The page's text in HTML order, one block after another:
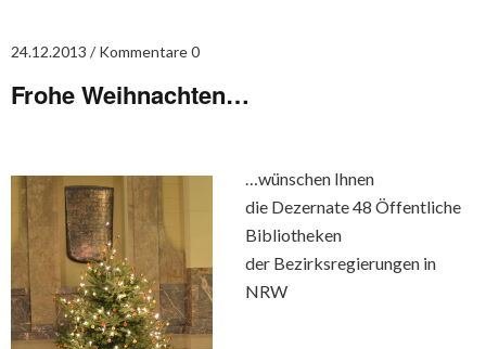
24.12.2013 Kommentare 0
Frohe Weihnachten…
…wünschen Ihnen
die Dezernate 48 Öffentliche
Bibliotheken
der Bezirksregierungen in
NRW